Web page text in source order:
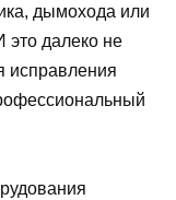
дымохода или
это далеко не
исправления